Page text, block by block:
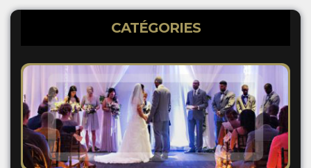
CATÉGORIES